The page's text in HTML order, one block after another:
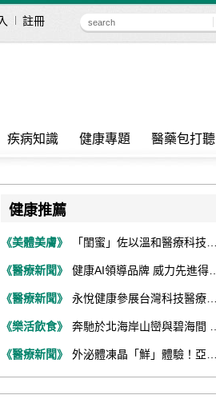
註冊
疾病知識 健康專題 醫藥包打聽
健康推薦
《美體美膚》 「閨蜜」佐以溫和醫療科技，陪伴女性找回身體舒適與自信
《醫療新聞》 健康AI領導品牌 威力先進得獎不斷 同獲『玉山獎』『金炬獎』最高肯定
《醫療新聞》 永悅健康參展台灣科技醫療展 展現數位健康全場景整合能力
《樂活飲食》 奔馳於北海岸山巒與碧海間 跑出屬於你的生命之光 『2026光境半程馬拉松挑戰賽－升龍道』火熱報名中
《醫療新聞》 外泌體凍晶「鮮」體驗！亞家生技解鎖24個月高活性 專利瓶蓋「秒回溶」超驚艷！醫科展秀「睛」亮神采